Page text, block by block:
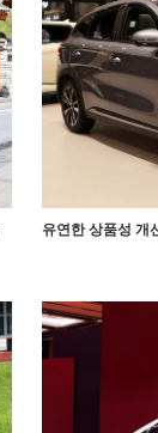
유연한 상품성 개